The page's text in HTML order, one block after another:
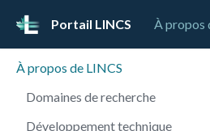
Portail LINCS À propos
À propos de LINCS
Domaines de recherche
Développement technique